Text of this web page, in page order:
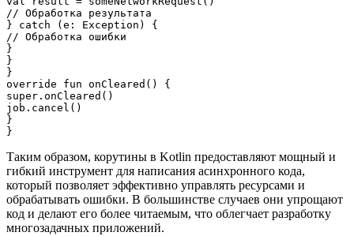
// Обработка результата
} catch (e: Exception) {
// Обработка ошибки
}
}
}
override fun onCleared() {
super.onCleared()
job.cancel()
}
Таким образом, корутины в Kotlin предоставляют мощный и
гибкий инструмент для написания асинхронного кода,
который позволяет эффективно управлять ресурсами и
обрабатывать ошибки. В большинстве случаев они упрощают
код и делают его более читаемым, что облегчает разработку
многозадачных приложений.